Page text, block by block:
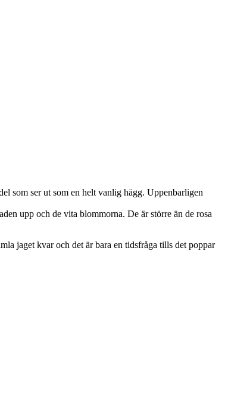
som ser ut som en helt vanlig hägg. Uppenbarligen
upp och de vita blommorna. De är större än de rosa
jaget kvar och det är bara en tidsfråga tills det poppar